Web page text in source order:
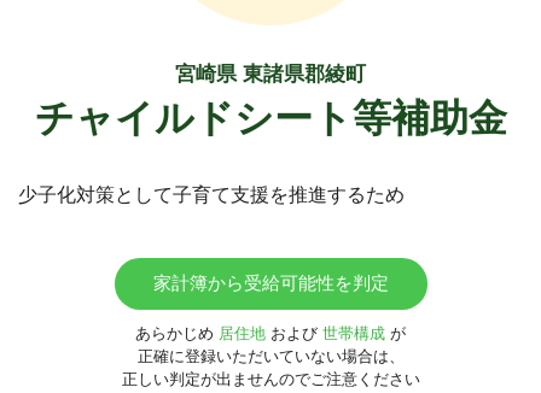
宮崎県 東諸県郡綾町
チャイルドシート等補助金
少子化対策として子育て支援を推進するため
家計簿から受給可能性を判定
あらかじめ 居住地 および 世帯構成 が
正確に登録いただいていない場合は、
正しい判定が出ませんのでご注意ください